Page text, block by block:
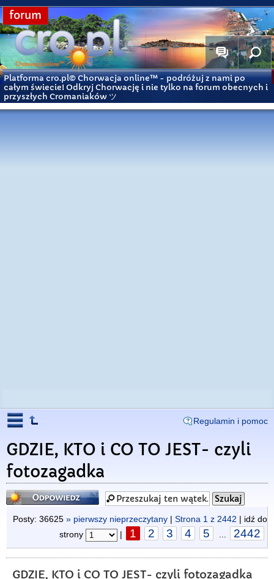
forum
Platforma cro.pl© Chorwacja online™ - podróżuj z nami po
całym świecie! Odkryj Chorwację i nie tylko na forum obecnych i
przyszłych Cromaniaków ツ
Regulamin i pomoc
GDZIE, KTO i CO TO JEST- czyli
fotozagadka
Odpowiedz
Posty: 36625 » pierwszy nieprzeczytany | Strona 1 z 2442 | idź do
strony
| 1 2 3 4 5 2442
GDZIE, KTO i CO TO JEST- czyli fotozagadka